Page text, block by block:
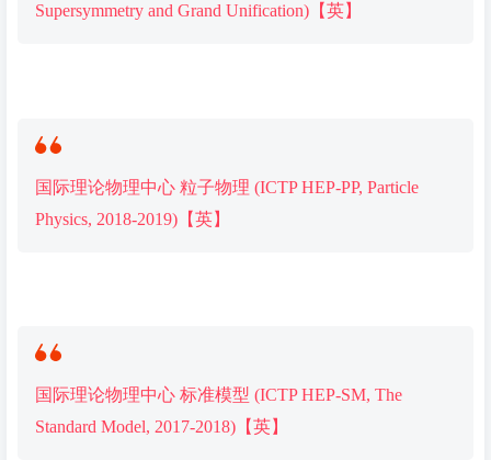
Supersymmetry and Grand Unification)【英】
国际理论物理中心 粒子物理 (ICTP HEP-PP, Particle
Physics, 2018-2019)【英】
国际理论物理中心 标准模型 (ICTP HEP-SM, The
Standard Model, 2017-2018)【英】